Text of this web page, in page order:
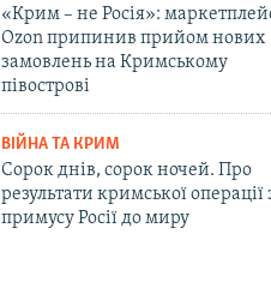
«Крим – не Росія»:
Ozon припинив прийом нових
замовлень на Кримському
півострові
ВІЙНА ТА КРИМ
Сорок днів, сорок ночей. Про
результати кримської операції
примусу Росії до миру